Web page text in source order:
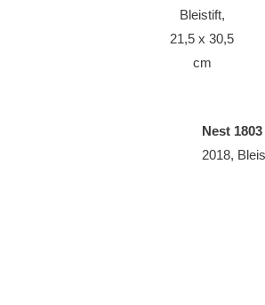
Bleistift,
21,5 x 30,5
cm
Nest 1803
2018,